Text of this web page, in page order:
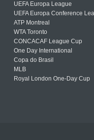
UEFA Europa League
UEFA Europa Conference
ATP Montreal
WTA Toronto
CONCACAF League Cup
One Day International
Copa do Brasil
MLB
Royal London One-Day Cup